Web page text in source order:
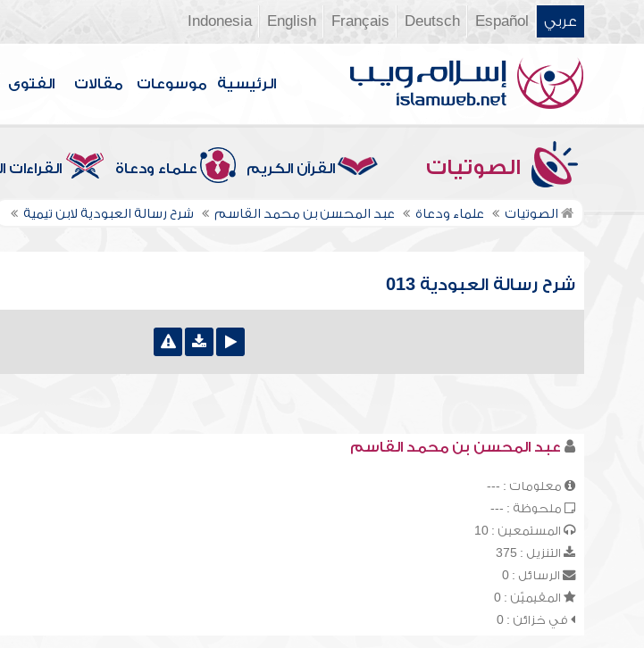
عربي Español
Deutsch
Français
English
Indonesia
الرئيسية موسوعات مقالات الفتوى
الصوتيات القرآن الكريم علماء ودعاة القراءات
الصوتيات علماء ودعاة عبد المحسن بن محمد القاسم شرح رسالة العبودية لابن تيمية
شرح رسالة العبودية 013
عبد المحسن بن محمد القاسم
معلومات : ---
ملحوظة : ---
المستمعين : 10
التنزيل : 375
الرسائل : 0
المقيميّن : 0
في خزائن : 0